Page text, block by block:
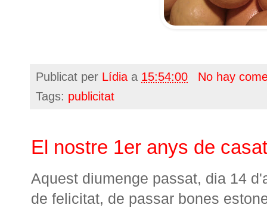
Publicat per Lídia a 15:54:00
No hay
Tags: publicitat
El nostre 1er anys de
Aquest diumenge passat, dia 14
de felicitat, de passar bones